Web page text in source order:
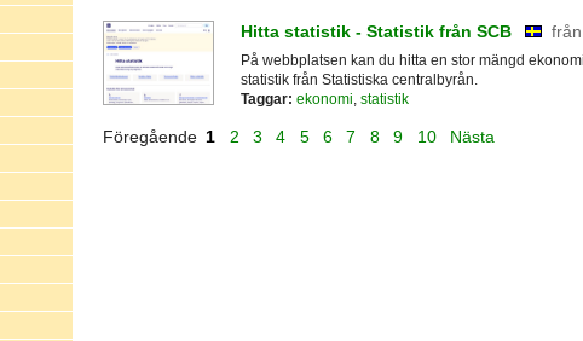
Hitta statistik - Statistik från SCB
På webbplatsen kan du hitta en stor mängd
statistik från Statistiska centralbyrån.
Taggar: ekonomi statistik
Föregående 1 2 3 4 5 6 7 8 9 10 Nästa